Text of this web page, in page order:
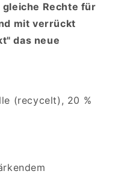
Rechte für
mit verrückt
das neue
(recycelt), 20 %